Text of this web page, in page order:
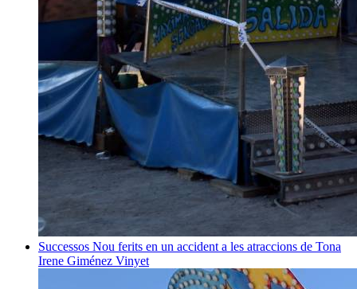
Successos Nou ferits en un accident a les atraccions de Tona
Irene Giménez Vinyet